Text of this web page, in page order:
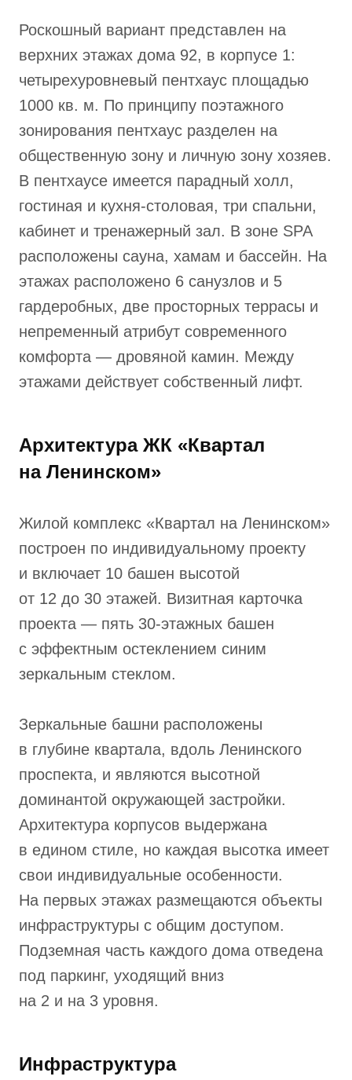
Роскошный вариант представлен на
верхних этажах дома 92, в корпусе 1:
четырехуровневый пентхаус площадью
1000 кв. м. По принципу поэтажного
зонирования пентхаус разделен на
общественную зону и личную зону хозяев.
В пентхаусе имеется парадный холл,
гостиная и кухня-столовая, три спальни,
кабинет и тренажерный зал. В зоне SPA
расположены сауна, хамам и бассейн. На
этажах расположено 6 санузлов и 5
гардеробных, две просторных террасы и
непременный атрибут современного
комфорта — дровяной камин. Между
этажами действует собственный лифт.
Архитектура ЖК «Квартал
на Ленинском»
Жилой комплекс «Квартал на Ленинском»
построен по индивидуальному проекту
и включает 10 башен высотой
от 12 до 30 этажей. Визитная карточка
проекта — пять 30-этажных башен
с эффектным остеклением синим
зеркальным стеклом.
Зеркальные башни расположены
в глубине квартала, вдоль Ленинского
проспекта, и являются высотной
доминантой окружающей застройки.
Архитектура корпусов выдержана
в едином стиле, но каждая высотка имеет
свои индивидуальные особенности.
На первых этажах размещаются объекты
инфраструктуры с общим доступом.
Подземная часть каждого дома отведена
под паркинг, уходящий вниз
на 2 и на 3 уровня.
Инфраструктура